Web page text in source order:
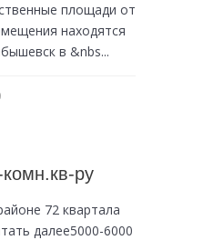
площади от
находятся
в &nbs...
ру
72 квартала
далее5000-6000